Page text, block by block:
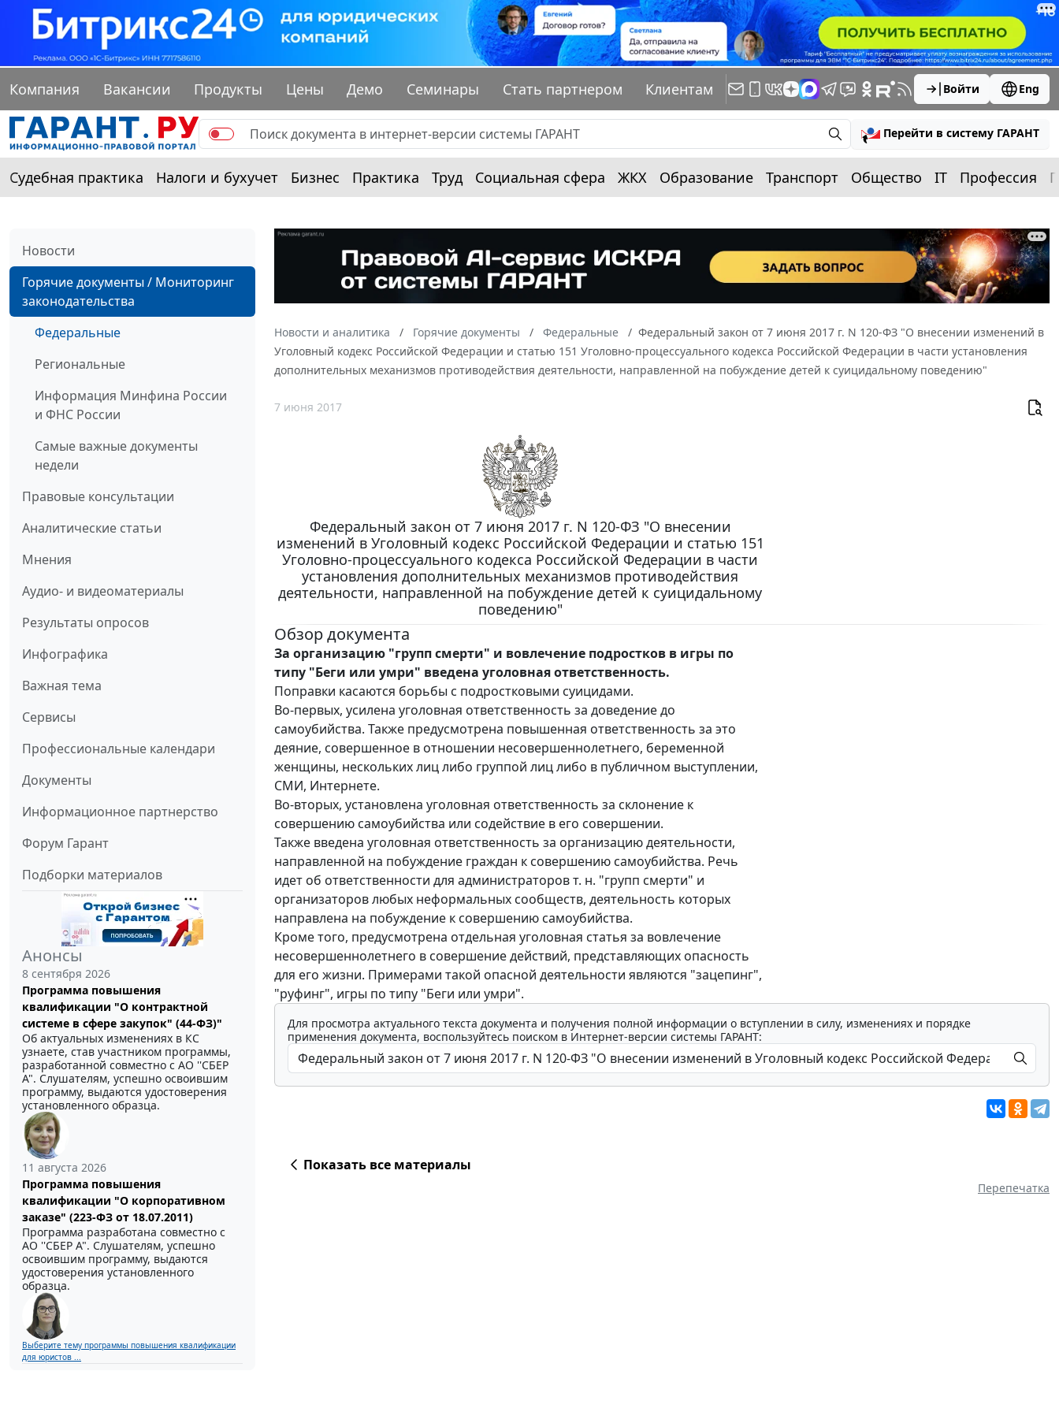
Компания Вакансии Продукты Цены Демо Семинары Стать партнером Клиентам Войти Eng
Перейти в систему ГАРАНТ
Судебная практика Налоги и бухучет Бизнес Практика Труд Социальная сфера ЖКХ Образование Транспорт Общество IT Профессия
Новости
Горячие документы / Мониторинг
законодательства
Федеральные
Региональные
Информация Минфина России
и ФНС России
Самые важные документы
недели
Правовые консультации
Аналитические статьи
Мнения
Аудио- и видеоматериалы
Результаты опросов
Инфографика
Важная тема
Сервисы
Профессиональные календари
Документы
Информационное партнерство
Форум Гарант
Подборки материалов
Анонсы
8 сентября 2026
Программа повышения
квалификации "О контрактной
системе в сфере закупок" (44-ФЗ)"
Об актуальных изменениях в КС
узнаете, став участником программы,
разработанной совместно с АО ''СБЕР
А". Слушателям, успешно освоившим
программу, выдаются удостоверения
установленного образца.
11 августа 2026
Программа повышения
квалификации "О корпоративном
заказе" (223-ФЗ от 18.07.2011)
Программа разработана совместно с
АО ''СБЕР А". Слушателям, успешно
освоившим программу, выдаются
удостоверения установленного
образца.
Выберите тему программы повышения квалификации
для юристов ...
Новости и аналитика Горячие документы Федеральные
Федеральный закон от 7 июня 2017 г. N 120-ФЗ "О внесении изменений в
Уголовный кодекс Российской Федерации и статью 151 Уголовно-процессуального кодекса Российской Федерации в части установления
дополнительных механизмов противодействия деятельности, направленной на побуждение детей к суицидальному поведению"
7 июня 2017
Федеральный закон от 7 июня 2017 г. N 120-ФЗ "О внесении
изменений в Уголовный кодекс Российской Федерации и статью 151
Уголовно-процессуального кодекса Российской Федерации в части
установления дополнительных механизмов противодействия
деятельности, направленной на побуждение детей к суицидальному
поведению"
Обзор документа
За организацию "групп смерти" и вовлечение подростков в игры по
типу "Беги или умри" введена уголовная ответственность.
Поправки касаются борьбы с подростковыми суицидами.
Во-первых, усилена уголовная ответственность за доведение до
самоубийства. Также предусмотрена повышенная ответственность за это
деяние, совершенное в отношении несовершеннолетнего, беременной
женщины, нескольких лиц либо группой лиц либо в публичном выступлении,
СМИ, Интернете.
Во-вторых, установлена уголовная ответственность за склонение к
совершению самоубийства или содействие в его совершении.
Также введена уголовная ответственность за организацию деятельности,
направленной на побуждение граждан к совершению самоубийства. Речь
идет об ответственности для администраторов т. н. "групп смерти" и
организаторов любых неформальных сообществ, деятельность которых
направлена на побуждение к совершению самоубийства.
Кроме того, предусмотрена отдельная уголовная статья за вовлечение
несовершеннолетнего в совершение действий, представляющих опасность
для его жизни. Примерами такой опасной деятельности являются "зацепинг",
"руфинг", игры по типу "Беги или умри".
Для просмотра актуального текста документа и получения полной информации о вступлении в силу, изменениях и порядке
применения документа, воспользуйтесь поиском в Интернет-версии системы ГАРАНТ:
Показать все материалы
Перепечатка